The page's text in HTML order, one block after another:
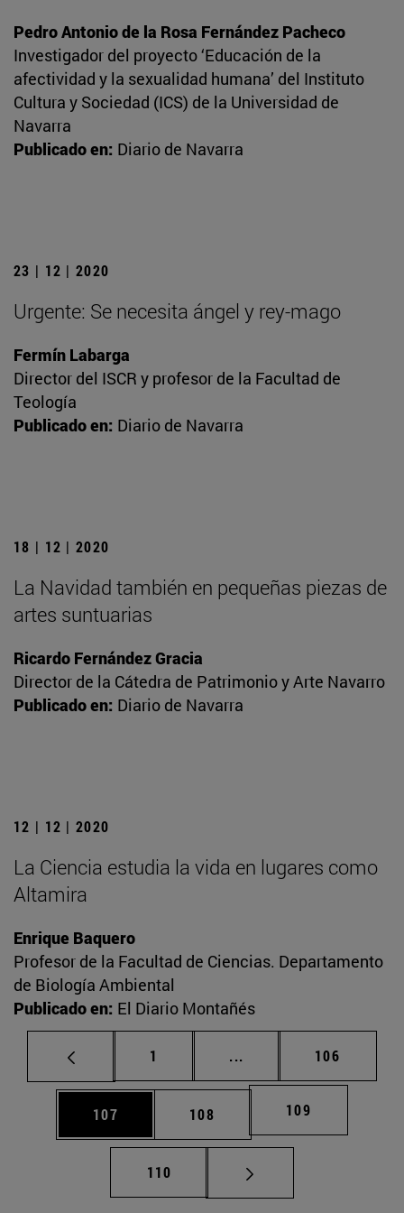
Pedro Antonio de la Rosa Fernández Pacheco
Investigador del proyecto ‘Educación de la
afectividad y la sexualidad humana’ del Instituto
Cultura y Sociedad (ICS) de la Universidad de
Navarra
Publicado en: Diario de Navarra
23 | 12 | 2020
Urgente: Se necesita ángel y rey-mago
Fermín Labarga
Director del ISCR y profesor de la Facultad de
Teología
Publicado en: Diario de Navarra
18 | 12 | 2020
La Navidad también en pequeñas piezas de
artes suntuarias
Ricardo Fernández Gracia
Director de la Cátedra de Patrimonio y Arte Navarro
Publicado en: Diario de Navarra
12 | 12 | 2020
La Ciencia estudia la vida en lugares como
Altamira
Enrique Baquero
Profesor de la Facultad de Ciencias. Departamento
de Biología Ambiental
Publicado en: El Diario Montañés
Página
1 ... Páginas intermedias
Página
106
Página
107 Página
108 Página
109
Página
110